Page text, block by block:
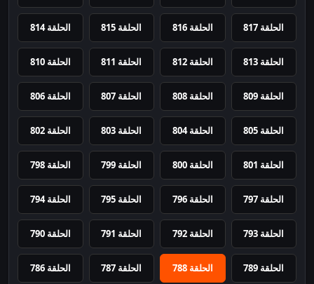
الحلقة 817 الحلقة 816 الحلقة 815 الحلقة 814
الحلقة 813 الحلقة 812 الحلقة 811 الحلقة 810
الحلقة 809 الحلقة 808 الحلقة 807 الحلقة 806
الحلقة 805 الحلقة 804 الحلقة 803 الحلقة 802
الحلقة 801 الحلقة 800 الحلقة 799 الحلقة 798
الحلقة 797 الحلقة 796 الحلقة 795 الحلقة 794
الحلقة 793 الحلقة 792 الحلقة 791 الحلقة 790
الحلقة 789 الحلقة 788 الحلقة 787 الحلقة 786